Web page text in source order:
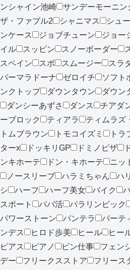
ンシャイン池崎
サンデーモーニン
ザ・ファブル2
シャニマス シュ
ンケース
ジョブチューン ジョー
イル
スッピン スノーボーダー
スペイン
スボ スムージー スラ
パーマラドーナ
ゼロイチ ソフト
ンクトップ
ダウンタウン ダウン
ダンシーあずさ
ダンス チアダ
ーブロック
ティアラ ティムラズ
トムブラウン
トモコイズミ トラ
ターx
ドッキリGP ドミノピザ
ンキホーテ
ドン・キホーテ ニッ
ノースリーブ
ハラミちゃん ハ
シ
ハーフ ハーフ美女 バイク
スポート
パパ活 パラリンピック
パワーストーン
パンテラ パーテ
ンデス
ヒロド歩美 ヒール ヒー
ピアス
ピアノ ピン仕事 フェン
デー
フリークスストア フリース